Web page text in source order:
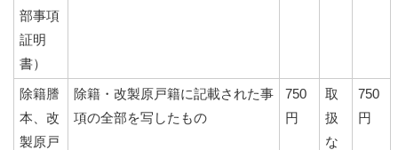
部事項
証明
書）
除籍謄
本、改
製原戸
除籍・改製原戸籍に記載された事
項の全部を写したもの
750
円
取
扱
な
750
円